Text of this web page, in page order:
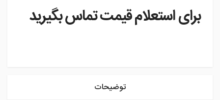
برای استعلام قیمت تماس بگیرید
توضیحات